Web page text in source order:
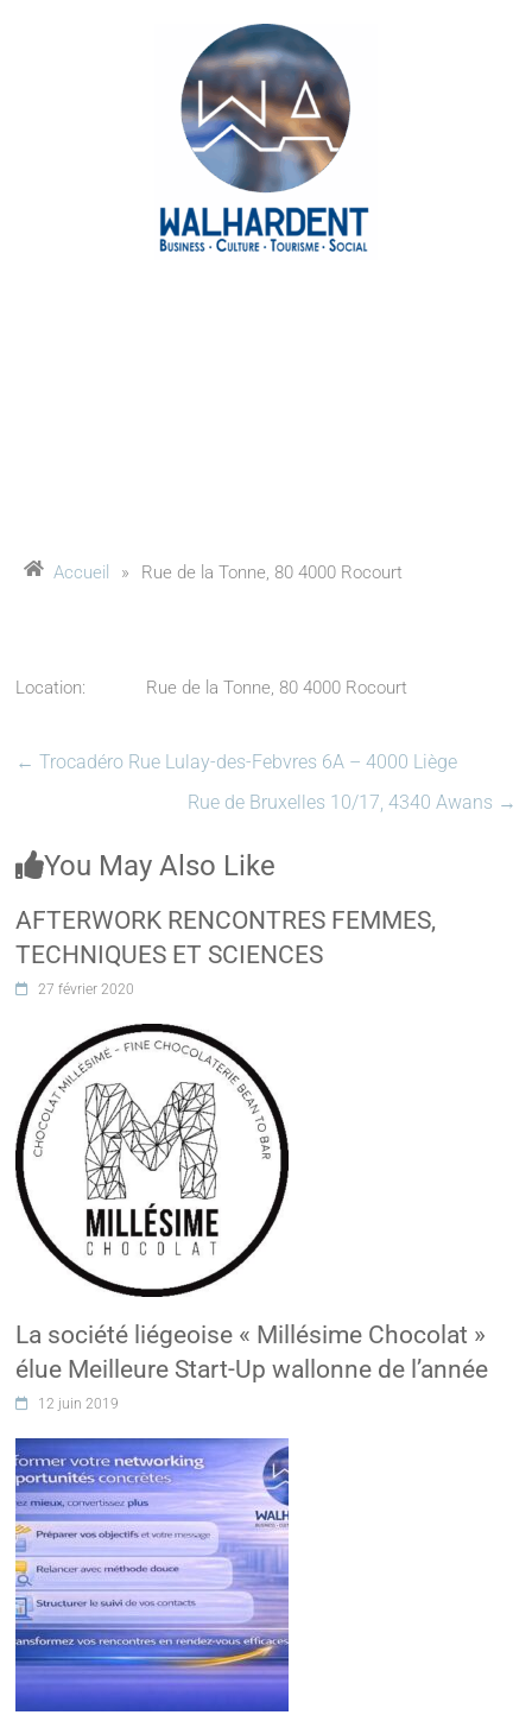
Accueil » Rue de la Tonne, 80 4000 Rocourt
Location: Rue de la Tonne, 80 4000 Rocourt
← Trocadéro Rue Lulay-des-Febvres 6A – 4000 Liège
Rue de Bruxelles 10/17, 4340 Awans →
You May Also Like
AFTERWORK RENCONTRES FEMMES,
TECHNIQUES ET SCIENCES
27 février 2020
La société liégeoise « Millésime Chocolat »
élue Meilleure Start-Up wallonne de l’année
12 juin 2019